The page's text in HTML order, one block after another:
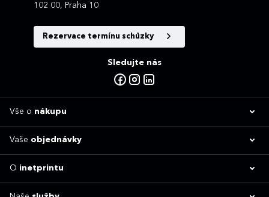
102 00, Praha 10
Rezervace termínu schůzky
Sledujte nás
Vše o nákupu
Vaše objednávky
O inetprintu